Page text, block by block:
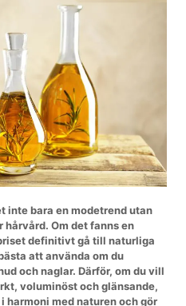
inte bara en modetrend utan
Om det fanns en
definitivt gå till naturliga
att använda om du
och naglar. Därför, om du vill
voluminöst och glänsande,
harmoni med naturen och gör